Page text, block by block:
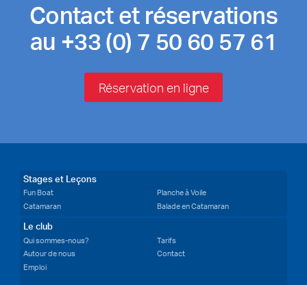
Contact et réservations
au +33 (0) 7 50 60 57 61
Réservation en ligne
Stages et Leçons
Fun Boat
Catamaran
Planche à Voile
Balade en Catamaran
Le club
Qui sommes-nous?
Autour de nous
Emploi
Tarifs
Contact